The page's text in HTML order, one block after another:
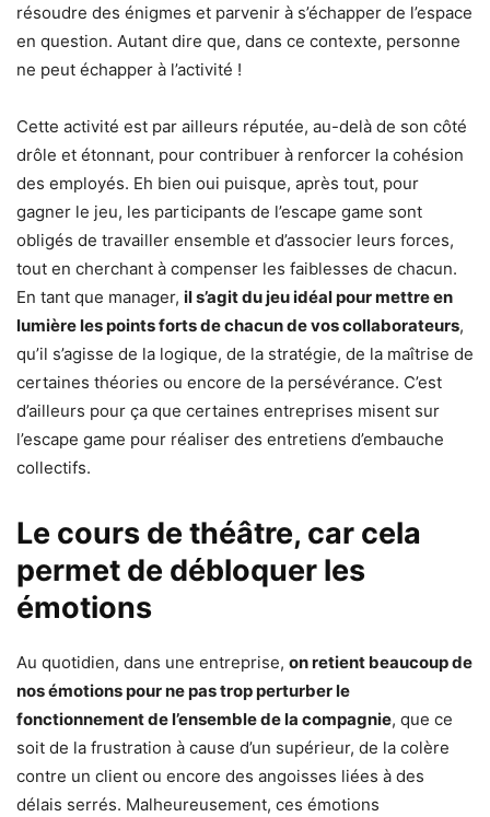
résoudre des énigmes et parvenir à s’échapper de l’espace
en question. Autant dire que, dans ce contexte, personne
ne peut échapper à l’activité !
Cette activité est par ailleurs réputée, au-delà de son côté
drôle et étonnant, pour contribuer à renforcer la cohésion
des employés. Eh bien oui puisque, après tout, pour
gagner le jeu, les participants de l’escape game sont
obligés de travailler ensemble et d’associer leurs forces,
tout en cherchant à compenser les faiblesses de chacun.
En tant que manager, il s’agit du jeu idéal pour mettre en
lumière les points forts de chacun de vos collaborateurs,
qu’il s’agisse de la logique, de la stratégie, de la maîtrise de
certaines théories ou encore de la persévérance. C’est
d’ailleurs pour ça que certaines entreprises misent sur
l’escape game pour réaliser des entretiens d’embauche
collectifs.
Le cours de théâtre, car cela
permet de débloquer les
émotions
Au quotidien, dans une entreprise, on retient beaucoup de
nos émotions pour ne pas trop perturber le
fonctionnement de l’ensemble de la compagnie, que ce
soit de la frustration à cause d’un supérieur, de la colère
contre un client ou encore des angoisses liées à des
délais serrés. Malheureusement, ces émotions